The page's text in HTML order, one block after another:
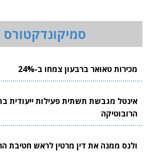
סמיקונדקטורס
מכירות טאואר ברבעון צמחו ב-24%
אינטל מגבשת תשתית פעילות ייעודית
הרובוטיקה
ולנס ממנה את דין מרטין לראש חטיבת